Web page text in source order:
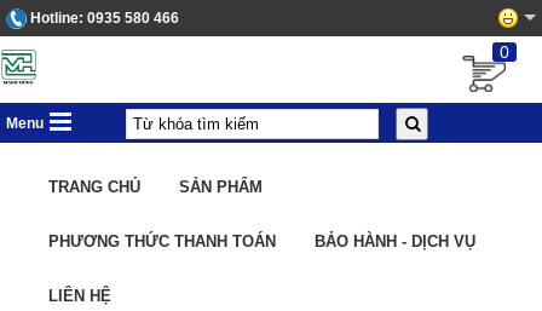
Hotline: 0935 580 466
0
Menu
TRANG CHỦ SẢN PHẨM
PHƯƠNG THỨC THANH TOÁN BẢO HÀNH - DỊCH VỤ
LIÊN HỆ